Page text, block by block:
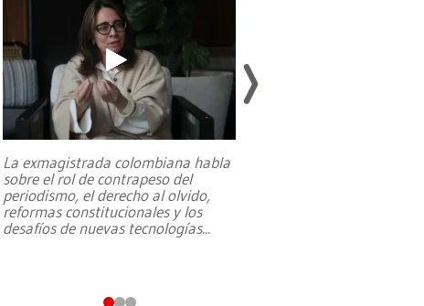
La exmagistrada colombiana habla
sobre el rol de contrapeso del
periodismo, el derecho al olvido,
reformas constitucionales y los
desafíos de nuevas tecnologías...